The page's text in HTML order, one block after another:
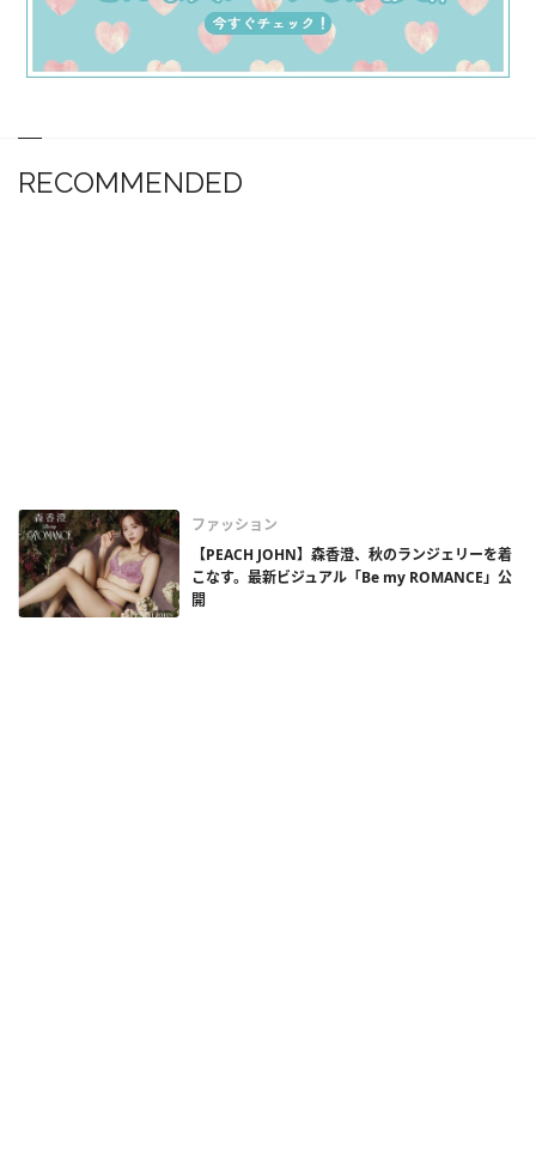
RECOMMENDED
ファッション
【PEACH JOHN】森香澄、秋のランジェリーを着
こなす。最新ビジュアル「Be my ROMANCE」公
開